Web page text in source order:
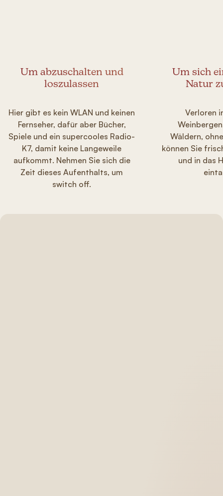
Um abzuschalten und
loszulassen
Hier gibt es kein WLAN und keinen
Fernseher, dafür aber Bücher,
Spiele und ein supercooles Radio-
K7, damit keine Langeweile
aufkommt. Nehmen Sie sich die
Zeit dieses Aufenthalts, um
switch off.
Um sich
Natur
Verloren
Wäldern,
können Sie
und in das